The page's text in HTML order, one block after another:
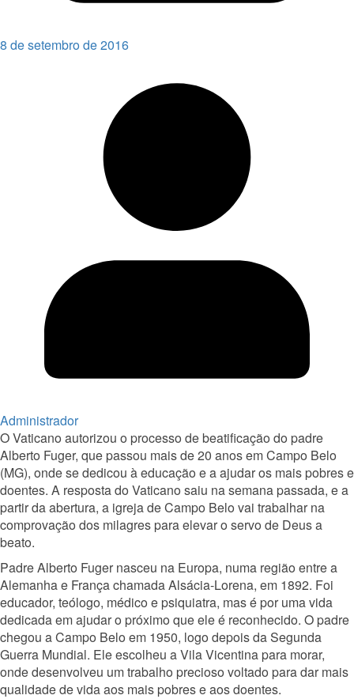
8 de setembro de 2016
Administrador
O Vaticano autorizou o processo de beatificação do padre
Alberto Fuger, que passou mais de 20 anos em Campo Belo
(MG), onde se dedicou à educação e a ajudar os mais pobres e
doentes. A resposta do Vaticano saiu na semana passada, e a
partir da abertura, a igreja de Campo Belo vai trabalhar na
comprovação dos milagres para elevar o servo de Deus a
beato.
Padre Alberto Fuger nasceu na Europa, numa região entre a
Alemanha e França chamada Alsácia-Lorena, em 1892. Foi
educador, teólogo, médico e psiquiatra, mas é por uma vida
dedicada em ajudar o próximo que ele é reconhecido. O padre
chegou a Campo Belo em 1950, logo depois da Segunda
Guerra Mundial. Ele escolheu a Vila Vicentina para morar,
onde desenvolveu um trabalho precioso voltado para dar mais
qualidade de vida aos mais pobres e aos doentes.